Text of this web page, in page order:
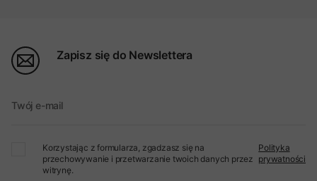
Zapisz się do Newslettera
Twój e-mail
Korzystając z formularza, zgadzasz się na
przechowywanie i przetwarzanie twoich danych przez
witrynę.
Polityka
prywatności